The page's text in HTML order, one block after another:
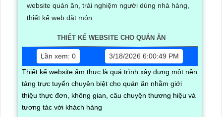
THIẾT KẾ WEBSITE CHO QUÁN ĂN
Lần xem: 0
3/18/2026 6:00:49 PM
Thiết kế website ẩm thực là quá trình xây dựng một nền
tảng trực tuyến chuyên biệt cho quán ăn nhằm giới
thiệu thực đơn, không gian, câu chuyện thương hiệu và
tương tác với khách hàng